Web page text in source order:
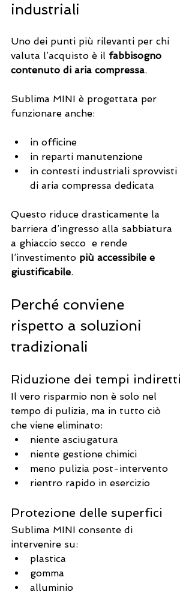
industriali
Uno dei punti più rilevanti per chi
valuta l’acquisto è il fabbisogno
contenuto di aria compressa.
Sublima MINI è progettata per
funzionare anche:
in officine
in reparti manutenzione
in contesti industriali sprovvisti
di aria compressa dedicata
Questo riduce drasticamente la
barriera d’ingresso alla sabbiatura
a ghiaccio secco  e rende
l’investimento più accessibile e
giustificabile.
Perché conviene
rispetto a soluzioni
tradizionali
Riduzione dei tempi indiretti
Il vero risparmio non è solo nel
tempo di pulizia, ma in tutto ciò
che viene eliminato:
niente asciugatura
niente gestione chimici
meno pulizia post-intervento
rientro rapido in esercizio
Protezione delle superfici
Sublima MINI consente di
intervenire su:
plastica
gomma
alluminio